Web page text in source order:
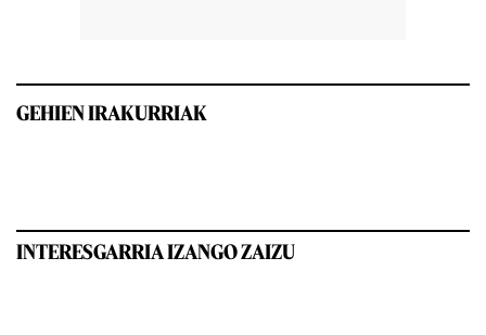
GEHIEN IRAKURRIAK
INTERESGARRIA IZANGO ZAIZU